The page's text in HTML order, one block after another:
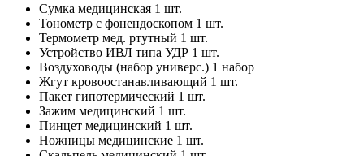
Сумка медицинская 1 шт.
Тонометр с фонендоскопом 1 шт.
Термометр мед. ртутный 1 шт.
Устройство ИВЛ типа УДР 1 шт.
Воздуховоды (набор универс.) 1 набор
Жгут кровоостанавливающий 1 шт.
Пакет гипотермический 1 шт.
Зажим медицинский 1 шт.
Пинцет медицинский 1 шт.
Ножницы медицинские 1 шт.